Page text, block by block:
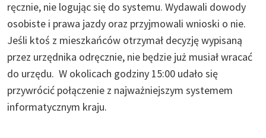
ręcznie, nie logując się do systemu. Wydawali dowody
osobiste i prawa jazdy oraz przyjmowali wnioski o nie.
Jeśli ktoś z mieszkańców otrzymał decyzję wypisaną
przez urzędnika odręcznie, nie będzie już musiał wracać
do urzędu. W okolicach godziny 15:00 udało się
przywrócić połączenie z najważniejszym systemem
informatycznym kraju.